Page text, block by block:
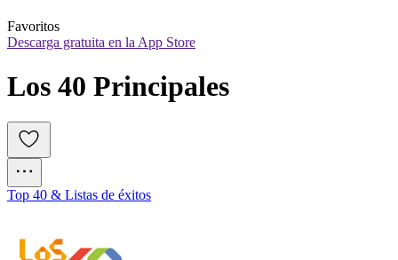
Favoritos
Descarga gratuita en la App Store
Los 40 Principales
Top 40 & Listas de éxitos